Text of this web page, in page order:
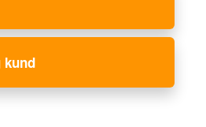
kund